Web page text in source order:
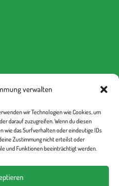
verwalten
wir Technologien wie Cookies, um
darauf zuzugreifen. Wenn du diesen
wie das Surfverhalten oder eindeutige IDs
Zustimmung nicht erteilst oder
und Funktionen beeinträchtigt werden.
6330 00